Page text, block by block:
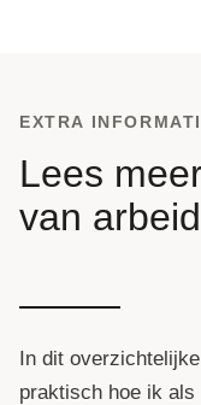
EXTRA
Lees
van
In dit
praktisch hoe ik